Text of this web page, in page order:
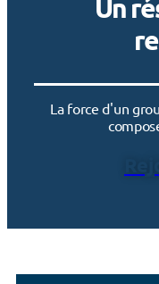
Un
La force d'un